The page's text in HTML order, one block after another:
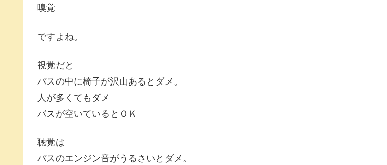
嗅覚
ですよね。
視覚だと
バスの中に椅子が沢山あるとダメ。
人が多くてもダメ
バスが空いているとＯＫ
聴覚は
バスのエンジン音がうるさいとダメ。